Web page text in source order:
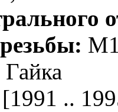
Гайка
[1991 ..